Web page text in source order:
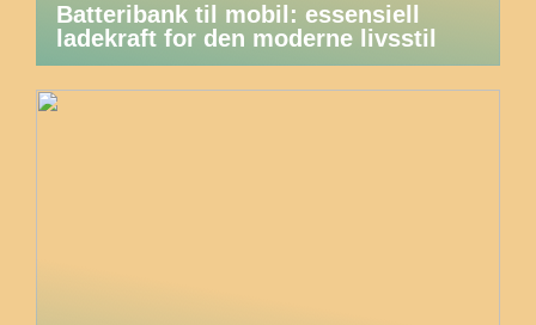
Batteribank til mobil: essensiell
ladekraft for den moderne livsstil